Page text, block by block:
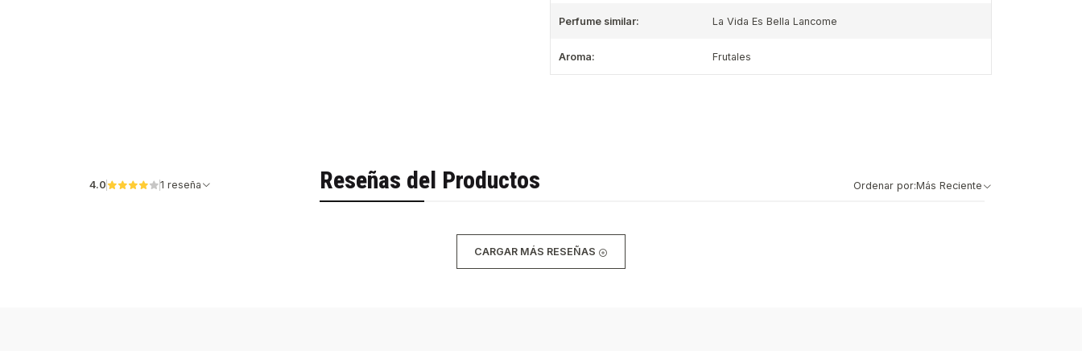
Perfume similar: La Vida Es Bella Lancome
Aroma: Frutales
Reseñas del Productos
4.0 1 reseña Ordenar por:Más Reciente
CARGAR MÁS RESEÑAS